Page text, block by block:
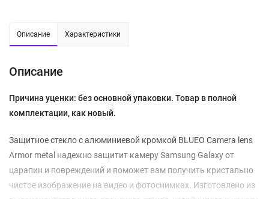
Описание Характеристики
Описание
Причина уценки: без основной упаковки. Товар в полной
комплектации, как новый.
Защитное стекло с алюминиевой кромкой BLUEO Camera lens
Armor metal надежно защитит камеру Samsung Galaxy от
царапин и повреждений и поможет вам получить кристально
чистое изображение на видео и фотоснимках. Изготовлено из